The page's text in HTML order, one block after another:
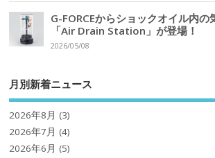
G-FORCEからショックオイル内の
「Air Drain Station」が登場！
2026/05/08
月別新着ニュース
2026年8月 (3)
2026年7月 (4)
2026年6月 (5)